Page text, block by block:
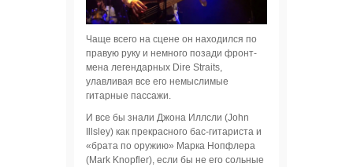
Чаще всего на сцене он находился по
правую руку и немного позади фронт-
мена легендарных Dire Straits,
улавливая все его немыслимые
гитарные пассажи.
И все бы знали Джона Иллсли (John
Illsley) как прекрасного бас-гитариста и
«брата по оружию» Марка Нопфлера
(Mark Knopfler), если бы не его сольные